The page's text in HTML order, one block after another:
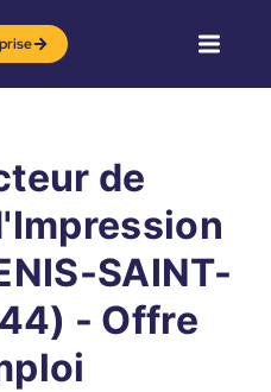
de
SAINT-
- Offre